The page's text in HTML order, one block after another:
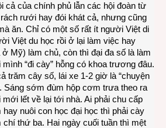
cả của chính phủ lẫn các hội đoàn từ
rưới hay đói khát cả, nhưng cũng
ăn. Chỉ có một số rất ít người Việt di
Việt du học rồi ở lại làm việc hay
Mỹ) làm chủ, còn thì đại đa số là làm
“đi cày” hỗng có khoa trương đâu.
trăm cây số, lái xe 1-2 giờ là “chuyện
sớm đùm hộp cơm trưa theo ra
lết về lại tới nhà. Ai phải chu cấp
nuôi con học đại học thì phải cày
chí thứ ba. Hai ngày cuối tuần thì mệt